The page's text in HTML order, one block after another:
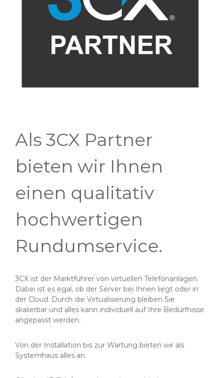
Als 3CX Partner
bieten wir Ihnen
einen qualitativ
hochwertigen
Rundumservice.
3CX ist der Marktführer von virtuellen Telefonanlagen.
Dabei ist es egal, ob der Server bei Ihnen liegt oder in
der Cloud. Durch die Virtualisierung bleiben Sie
skalierbar und alles kann individuell auf Ihre Bedürfnisse
angepasst werden.
Von der Installation bis zur Wartung bieten wir als
Systemhaus alles an.